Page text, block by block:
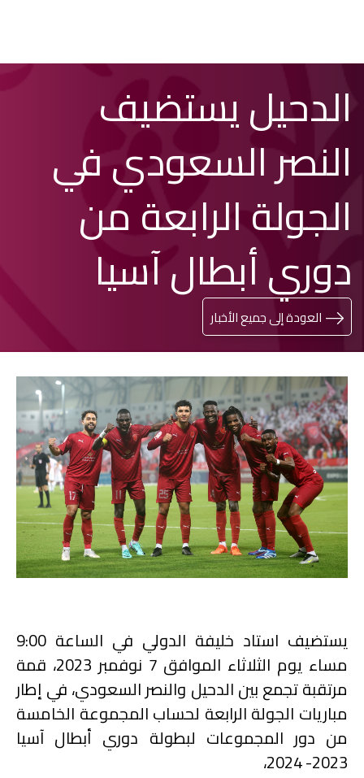
إلى
المحتوى
الدحيل يستضيف
النصر السعودي في
الجولة الرابعة من
دوري أبطال آسيا
العودة إلى جميع الأخبار
يستضيف استاد خليفة الدولي في الساعة 9:00
مساء يوم الثلاثاء الموافق 7 نوفمبر 2023، قمة
مرتقبة تجمع بين الدحيل والنصر السعودي، في إطار
مباريات الجولة الرابعة لحساب المجموعة الخامسة
من دور المجموعات لبطولة دوري أبطال آسيا
2023- 2024،